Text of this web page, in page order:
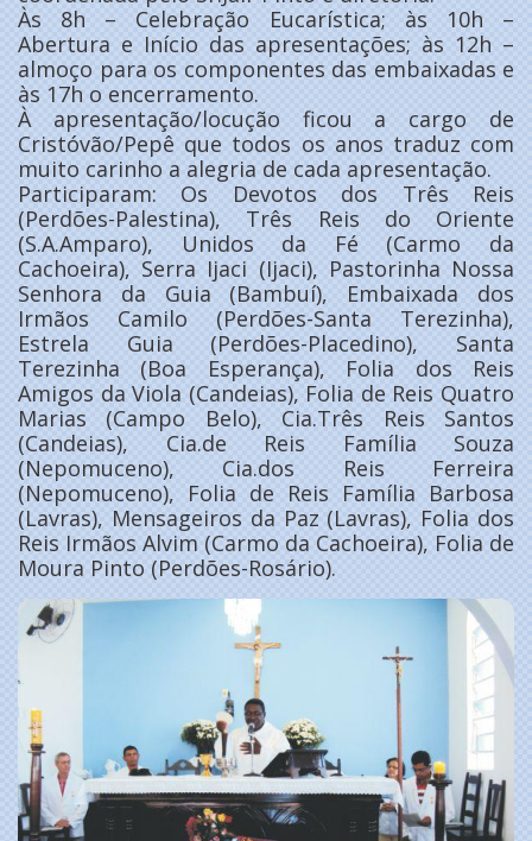
Às 8h – Celebração Eucarística; às 10h –
Abertura e Início das apresentações; às 12h –
almoço para os componentes das embaixadas e
às 17h o encerramento.
À apresentação/locução ficou a cargo de
Cristóvão/Pepê que todos os anos traduz com
muito carinho a alegria de cada apresentação.
Participaram: Os Devotos dos Três Reis
(Perdões-Palestina), Três Reis do Oriente
(S.A.Amparo), Unidos da Fé (Carmo da
Cachoeira), Serra Ijaci (Ijaci), Pastorinha Nossa
Senhora da Guia (Bambuí), Embaixada dos
Irmãos Camilo (Perdões-Santa Terezinha),
Estrela Guia (Perdões-Placedino), Santa
Terezinha (Boa Esperança), Folia dos Reis
Amigos da Viola (Candeias), Folia de Reis Quatro
Marias (Campo Belo), Cia.Três Reis Santos
(Candeias), Cia.de Reis Família Souza
(Nepomuceno), Cia.dos Reis Ferreira
(Nepomuceno), Folia de Reis Família Barbosa
(Lavras), Mensageiros da Paz (Lavras), Folia dos
Reis Irmãos Alvim (Carmo da Cachoeira), Folia de
Moura Pinto (Perdões-Rosário).